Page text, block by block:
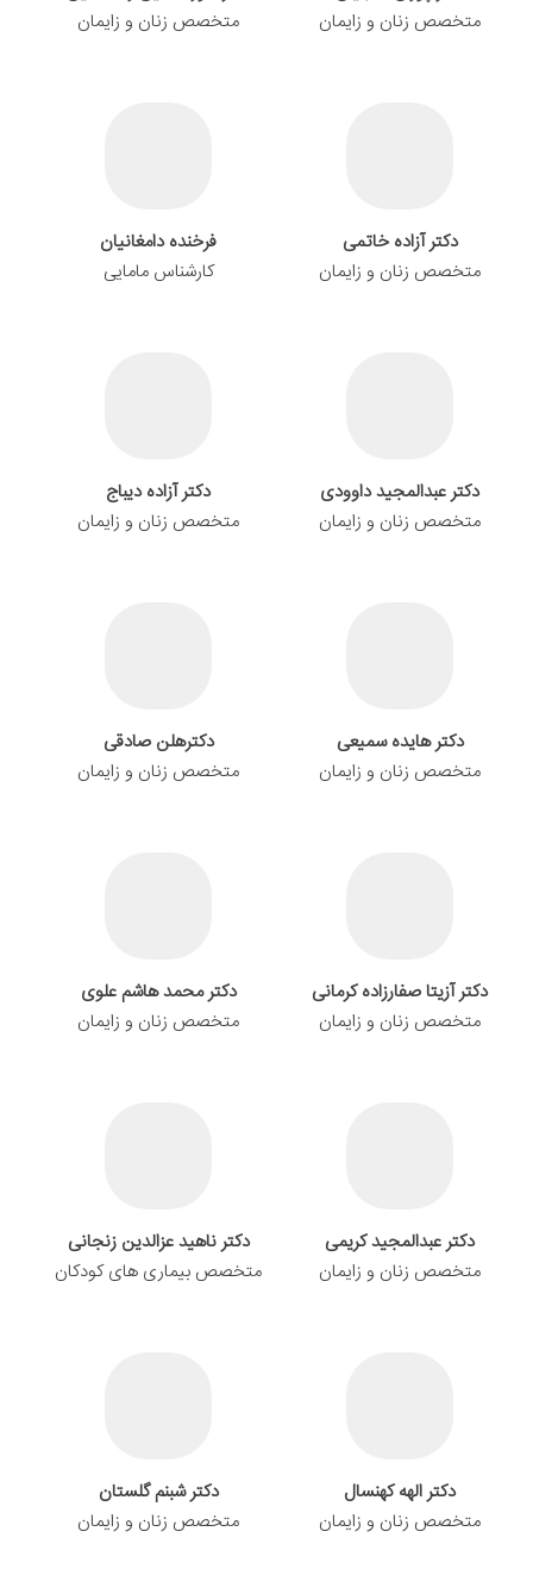
متخصص زنان و زایمان
متخصص زنان و زایمان
دکتر آزاده خاتمی
متخصص زنان و زایمان
فرخنده دامغانیان
کارشناس مامایی
دکتر عبدالمجید داوودی
متخصص زنان و زایمان
دکتر آزاده دیباج
متخصص زنان و زایمان
دکتر هایده سمیعی
متخصص زنان و زایمان
دکترهلن صادقی
متخصص زنان و زایمان
دکتر آزیتا صفارزاده کرمانی
متخصص زنان و زایمان
دکتر محمد هاشم علوی
متخصص زنان و زایمان
دکتر عبدالمجید کریمی
متخصص زنان و زایمان
دکتر ناهید عزالدین زنجانی
متخصص بیماری های کودکان
دکتر الهه کهنسال
متخصص زنان و زایمان
دکتر شبنم گلستان
متخصص زنان و زایمان